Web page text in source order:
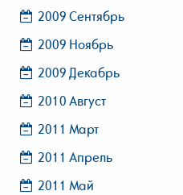
2009 Сентябрь
2009 Ноябрь
2009 Декабрь
2010 Август
2011 Март
2011 Апрель
2011 Май